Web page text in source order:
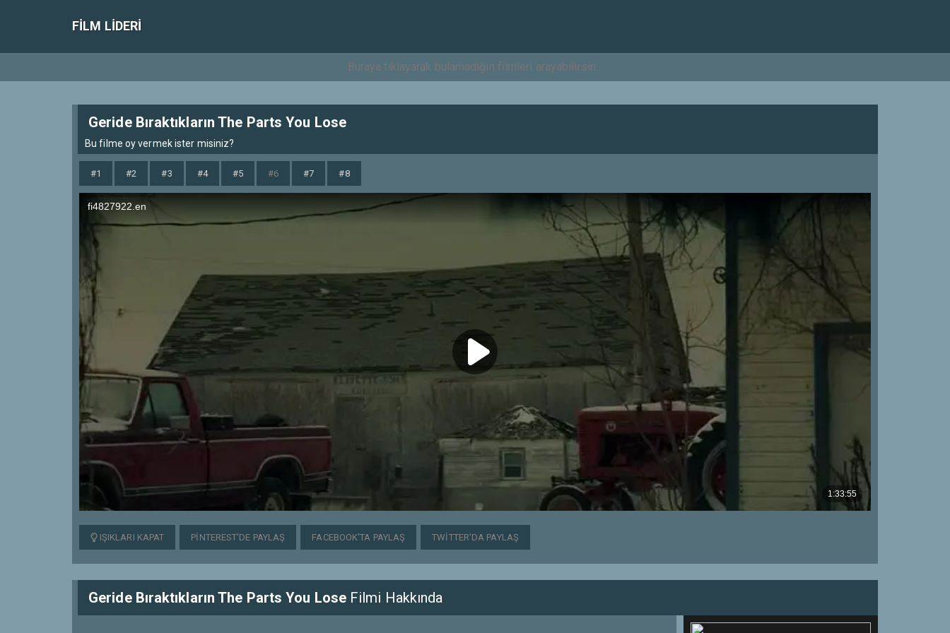
FILM LIDERI
Geride Bıraktıkların The Parts You Lose
Bu filme oy vermek ister misiniz?
#1 #2 #3 #4 #5 #6 #7 #8
IŞIKLARI KAPAT PINTEREST'DE PAYLAŞ FACEBOOK'TA PAYLAŞ TWITTER'DA PAYLAŞ
Geride Bıraktıkların The Parts You LoseFilmi Hakkında